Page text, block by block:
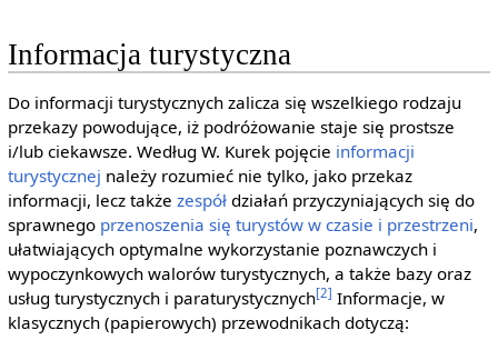
Informacja turystyczna
Do informacji turystycznych zalicza się wszelkiego rodzaju
przekazy powodujące, iż podróżowanie staje się prostsze
i/lub ciekawsze. Według W. Kurek pojęcie informacji
turystycznej należy rozumieć nie tylko, jako przekaz
informacji, lecz także zespółdziałań przyczyniających się do
sprawnego przenoszenia się turystów w czasie i przestrzeni,
ułatwiających optymalne wykorzystanie poznawczych i
wypoczynkowych walorów turystycznych, a także bazy oraz
usług turystycznych i paraturystycznych[2] Informacje, w
klasycznych (papierowych) przewodnikach dotyczą: